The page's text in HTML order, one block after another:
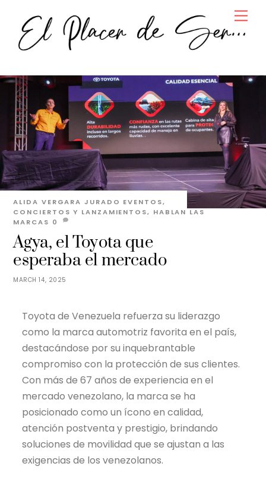
content
MARCH 14, 2025
Agya, el Toyota que
esperaba el mercado
ALIDA VERGARA JURADO EVENTOS,
CONCIERTOS Y LANZAMIENTOS, HABLAN LAS
MARCAS 0
Toyota de Venezuela refuerza su liderazgo
como la marca automotriz favorita en el país,
destacándose por su inquebrantable
compromiso con la protección de sus clientes.
Con más de 67 años de experiencia en el
mercado venezolano, la marca se ha
posicionado como un ícono en calidad,
atención postventa y prestigio, brindando
soluciones de movilidad que se ajustan a las
exigencias de los venezolanos.